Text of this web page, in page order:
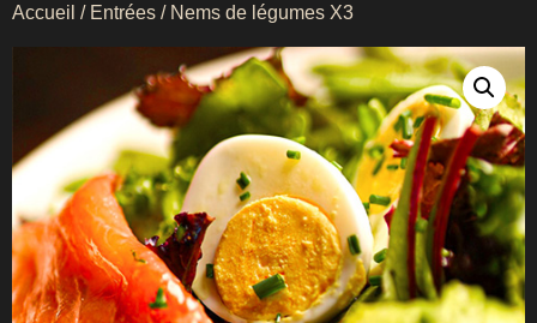
Accueil / Entrées / Nems de légumes X3